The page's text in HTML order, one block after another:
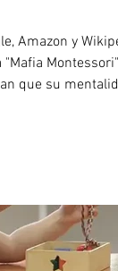
Amazon y
que su